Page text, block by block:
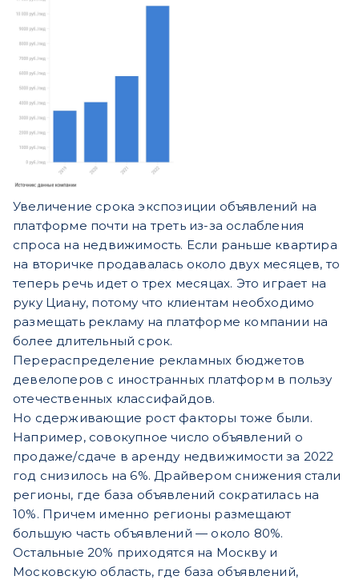
Увеличение срока экспозиции объявлений на
платформе почти на треть из-за ослабления
спроса на недвижимость. Если раньше квартира
на вторичке продавалась около двух месяцев, то
теперь речь идет о трех месяцах. Это играет на
руку Циану, потому что клиентам необходимо
размещать рекламу на платформе компании на
более длительный срок.
Перераспределение рекламных бюджетов
девелоперов с иностранных платформ в пользу
отечественных классифайдов.
Но сдерживающие рост факторы тоже были.
Например, совокупное число объявлений о
продаже/сдаче в аренду недвижимости за 2022
год снизилось на 6%. Драйвером снижения стали
регионы, где база объявлений сократилась на
10%. Причем именно регионы размещают
большую часть объявлений — около 80%.
Остальные 20% приходятся на Москву и
Московскую область, где база объявлений,